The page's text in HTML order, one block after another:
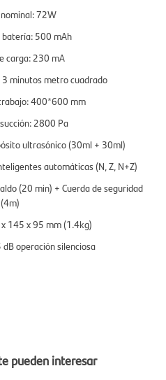
72W
batería: 500 mAh
carga: 230 mA
minutos metro cuadrado
400*600 mm
2800 Pa
ultrasónico (30ml + 30ml)
automáticas (N, Z, N+Z)
(20 min) + Cuerda de seguridad
(4m)
145 x 95 mm (1.4kg)
operación silenciosa
pueden interesar